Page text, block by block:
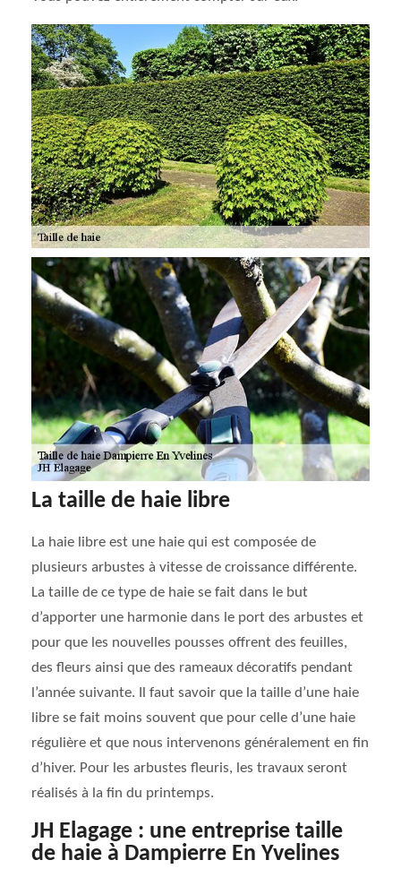
La taille de haie libre
La haie libre est une haie qui est composée de
plusieurs arbustes à vitesse de croissance différente.
La taille de ce type de haie se fait dans le but
d’apporter une harmonie dans le port des arbustes et
pour que les nouvelles pousses offrent des feuilles,
des fleurs ainsi que des rameaux décoratifs pendant
l’année suivante. Il faut savoir que la taille d’une haie
libre se fait moins souvent que pour celle d’une haie
régulière et que nous intervenons généralement en fin
d’hiver. Pour les arbustes fleuris, les travaux seront
réalisés à la fin du printemps.
JH Elagage : une entreprise taille
de haie à Dampierre En Yvelines